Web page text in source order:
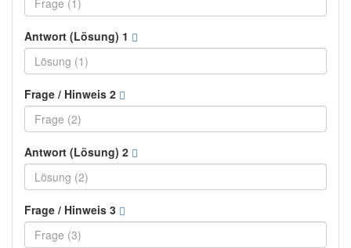
Antwort (Lösung) 1
Frage / Hinweis 2
Antwort (Lösung) 2
Frage / Hinweis 3